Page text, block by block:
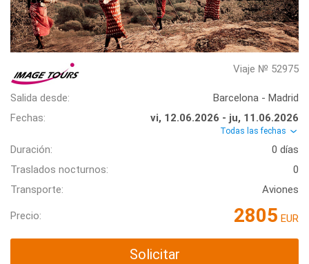
Viaje № 52975
Salida desde:
Barcelona - Madrid
Fechas:
vi, 12.06.2026 - ju, 11.06.2026
Todas las fechas
Duración:
0 días
Traslados nocturnos:
0
Transporte:
Aviones
Precio: 2805 EUR
Solicitar